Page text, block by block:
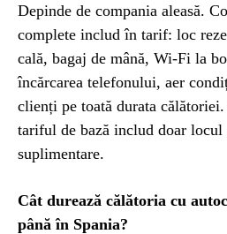
Depinde de compania aleasă.
complete includ în tarif: loc
cală, bagaj de mână, Wi-Fi la
încărcarea telefonului, aer
clienți pe toată durata
tariful de bază includ doar locul
suplimentare.
Cât durează călătoria cu
până în Spania?